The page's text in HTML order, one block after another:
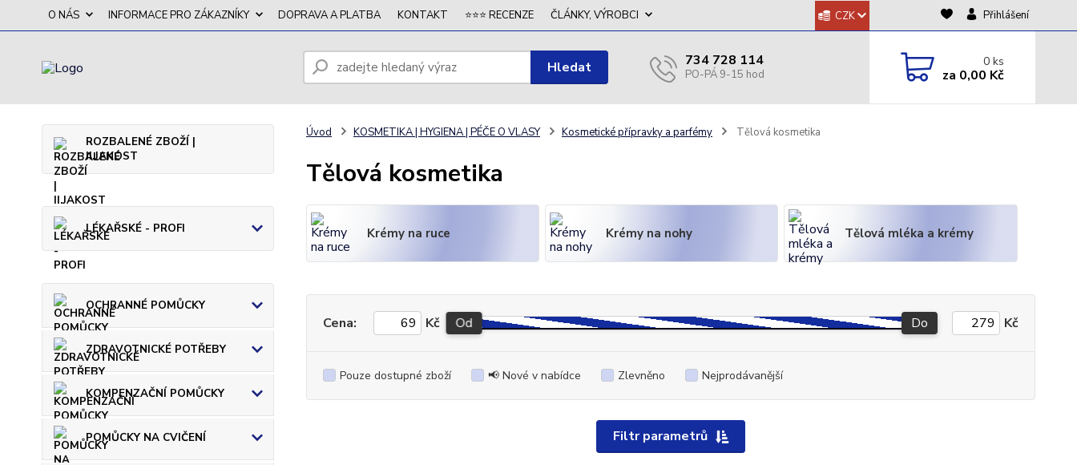
O NÁS INFORMACE PRO ZÁKAZNÍKY DOPRAVA A PLATBA KONTAKT ⭐⭐⭐ RECENZE ČLÁNKY, VÝROBCI CZK Přihlášení
Hledat 734 728 114 0ks
za 0,00 Kč
ROZBALENÉ ZBOŽÍ |
II.JAKOST
LÉKAŘSKÉ - PROFI
OCHRANNÉ POMŮCKY
ZDRAVOTNICKÉ POTŘEBY
KOMPENZAČNÍ POMŮCKY
POMŮCKY NA CVIČENÍ
Úvod KOSMETIKA | HYGIENA | PÉČE O VLASY Kosmetické přípravky a parfémy Tělová kosmetika
Tělová kosmetika
Krémy na ruce Krémy na nohy Tělová mléka a krémy
Filtr parametrů
Cena: Kč Od Do Kč
Pouze dostupné zboží 📢 Nové v nabídce Zlevněno Nejprodávanější